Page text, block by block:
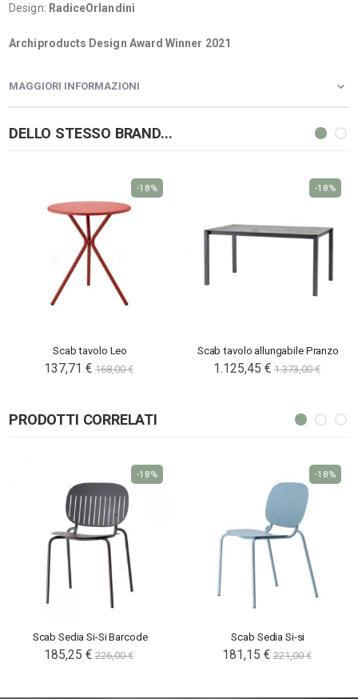
Design: RadiceOrlandini
Archiproducts Design Award Winner 2021
MAGGIORI INFORMAZIONI
DELLO STESSO BRAND...
Scab tavolo Leo
137,71 € 168,00 €
-18%
Scab tavolo allungabile Pranzo
1.125,45 € 1.373,00 €
-18%
PRODOTTI CORRELATI
Scab Sedia Si-Si Barcode
185,25 € 226,00 €
-18%
Scab Sedia Si-si
181,15 € 221,00 €
-18%